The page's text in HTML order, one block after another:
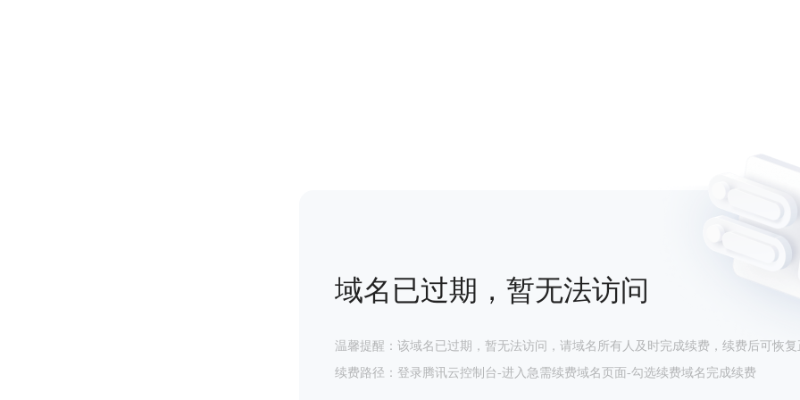
域名已过期，暂无法访问
温馨提醒：该域名已过期，暂无法访问，请域名所有人及时完成续费，续费后可恢复
续费路径：登录腾讯云控制台-进入急需续费域名页面-勾选续费域名完成续费